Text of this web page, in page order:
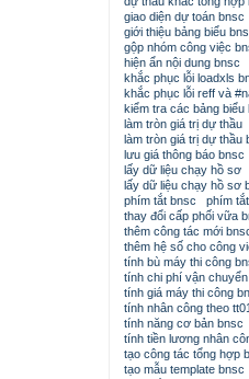
giao diện dự toán bnsc
giới thiệu bảng biểu
gộp nhóm công việc
hiện ẩn nội dung bnsc
khắc phục lỗi loadxls
khắc phục lỗi reff và
kiểm tra các bảng biểu
làm tròn giá trị dự thầu
làm tròn giá trị dự thầu
lưu giá thông báo bnsc
lấy dữ liệu chạy hồ sơ
lấy dữ liệu chạy hồ sơ
phím tắt bnsc
phím
thay đổi cấp phối vữa
thêm công tác mới
thêm hệ số cho công
tính bù máy thi công
tính chi phí vận
tính giá máy thi công
tính nhân công theo
tính năng cơ bản bnsc
tính tiền lương nhân
tạo công tác tổng hợp
tạo mẫu template bnsc